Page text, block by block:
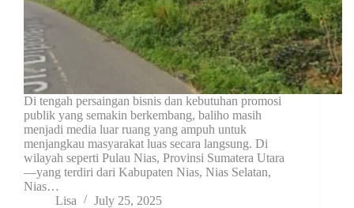
Di tengah persaingan bisnis dan kebutuhan promosi
publik yang semakin berkembang, baliho masih
menjadi media luar ruang yang ampuh untuk
menjangkau masyarakat luas secara langsung. Di
wilayah seperti Pulau Nias, Provinsi Sumatera Utara
—yang terdiri dari Kabupaten Nias, Nias Selatan,
Nias…
Lisa
July 25, 2025